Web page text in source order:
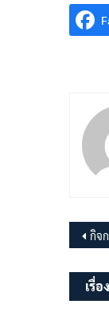
แ
เรื่อ
กิจกรรม
เรื่